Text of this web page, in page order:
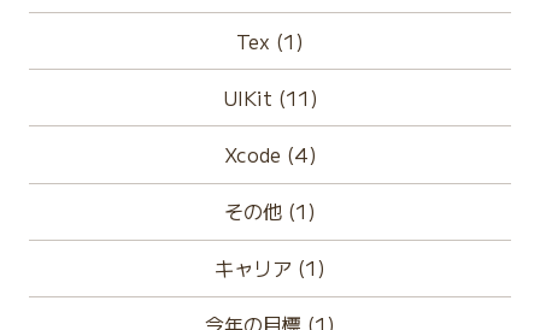
Tex (1)
UIKit (11)
Xcode (4)
その他 (1)
キャリア (1)